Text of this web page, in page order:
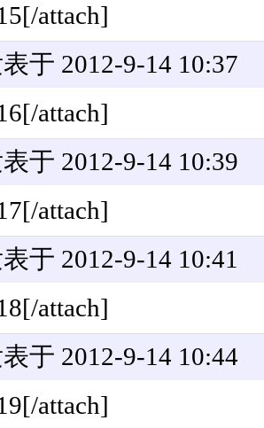
attach]
于 2012-9-14 10:37
attach]
于 2012-9-14 10:39
attach]
于 2012-9-14 10:41
attach]
于 2012-9-14 10:44
attach]